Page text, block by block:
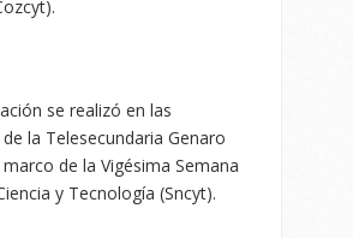
se realizó en las
la Telesecundaria Genaro
de la Vigésima Semana
y Tecnología (Sncyt).